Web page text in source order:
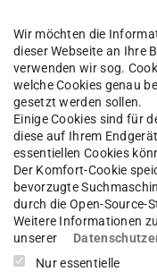
Mehdi
Wir möchten die
dieser Webseite an Ihre
verwenden wir sog.
welche Cookies genau
gesetzt werden sollen.
Einige Cookies sind für
diese auf Ihrem
essentiellen Cookies
Der Komfort-Cookie
bevorzugte
durch die Open-Source-
Weitere Informationen
unserer
Nur essentielle